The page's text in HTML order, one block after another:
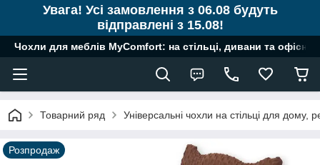
Увага! Усі замовлення з 06.08 будуть
відправлені з 15.08!
Чохли для меблів MyComfort: на стільці, дивани та офісні
Товарний ряд Універсальні чохли на стільці для дому,
Розпродаж